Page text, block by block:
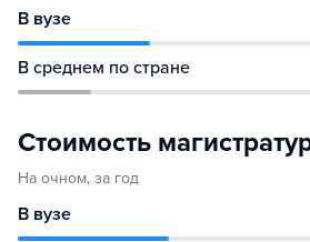
В вузе
В среднем по стране
Стоимость
На очном, за год
В вузе